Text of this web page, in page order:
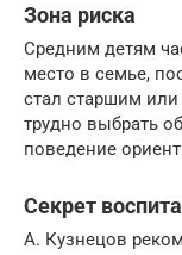
Зона риска
Средним детям
место в семье,
стал старшим
трудно выбрать
поведение
Секрет
А. Кузнецов